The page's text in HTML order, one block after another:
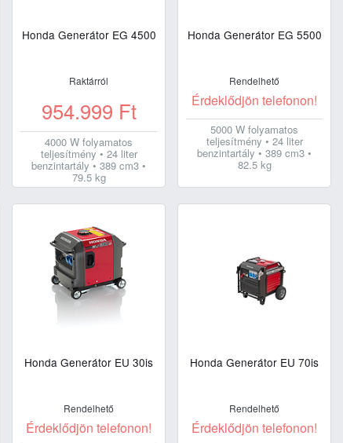
Honda Generátor EG 4500
Raktárról
954.999 Ft
4000 W folyamatos
teljesítmény • 24 liter
benzintartály • 389 cm3 •
79.5 kg
Honda Generátor EG 5500
Rendelhető
Érdeklődjön telefonon!
5000 W folyamatos
teljesítmény • 24 liter
benzintartály • 389 cm3 •
82.5 kg
Honda Generátor EU 30is
Rendelhető
Érdeklődjön telefonon!
Honda Generátor EU 70is
Rendelhető
Érdeklődjön telefonon!